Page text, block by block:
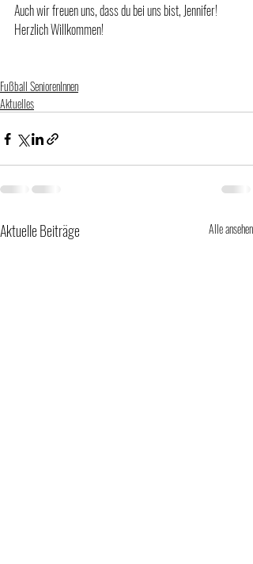
Auch wir freuen uns, dass du bei uns bist, Jennifer!
Herzlich Willkommen!
Fußball SeniorenInnen
Aktuelles
Aktuelle Beiträge Alle ansehen